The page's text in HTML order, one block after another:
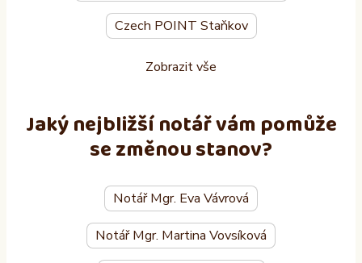
Czech POINT Staňkov
Zobrazit vše
Jaký nejbližší notář vám pomůže
se změnou stanov?
Notář Mgr. Eva Vávrová
Notář Mgr. Martina Vovsíková